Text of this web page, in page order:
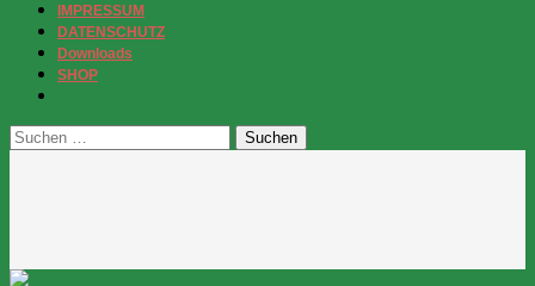
IMPRESSUM
DATENSCHUTZ
Downloads
SHOP
Suchen
nach: